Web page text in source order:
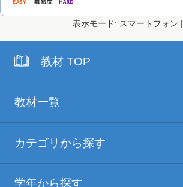
表示モード: スマートフォン |
教材 TOP
教材一覧
カテゴリから探す
学年から探す